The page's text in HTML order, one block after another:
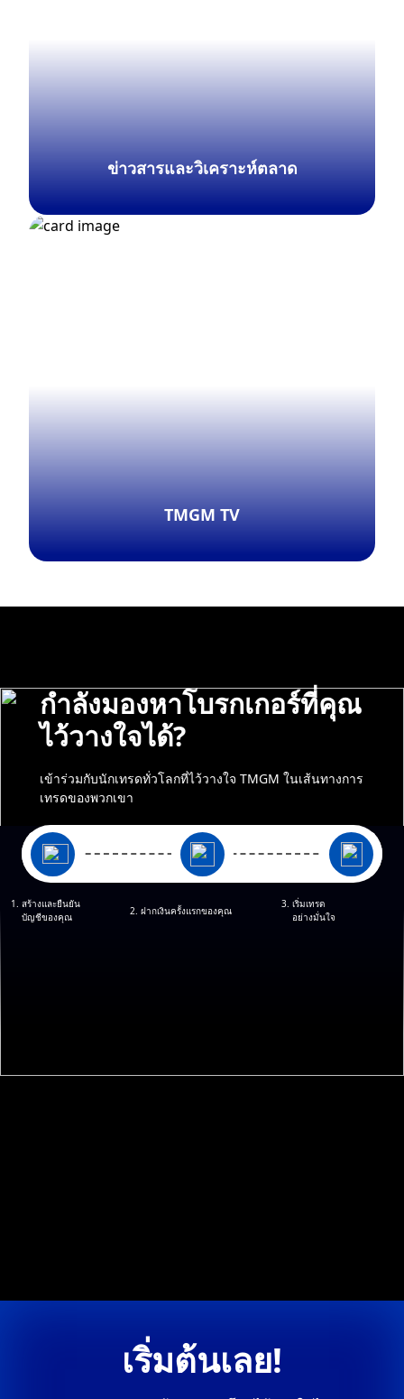
ข่าวสารและวิเคราะห์ตลาด
TMGM TV
กำลังมองหาโบรกเกอร์ที่คุณ
ไว้วางใจได้?
เข้าร่วมกับนักเทรดทั่วโลกที่ไว้วางใจ TMGM ในเส้นทางการ
เทรดของพวกเขา
1. สร้างและยืนยัน
บัญชีของคุณ
2. ฝากเงินครั้งแรกของคุณ
3. เริ่มเทรด
อย่างมั่นใจ
เริ่มต้นเลย!